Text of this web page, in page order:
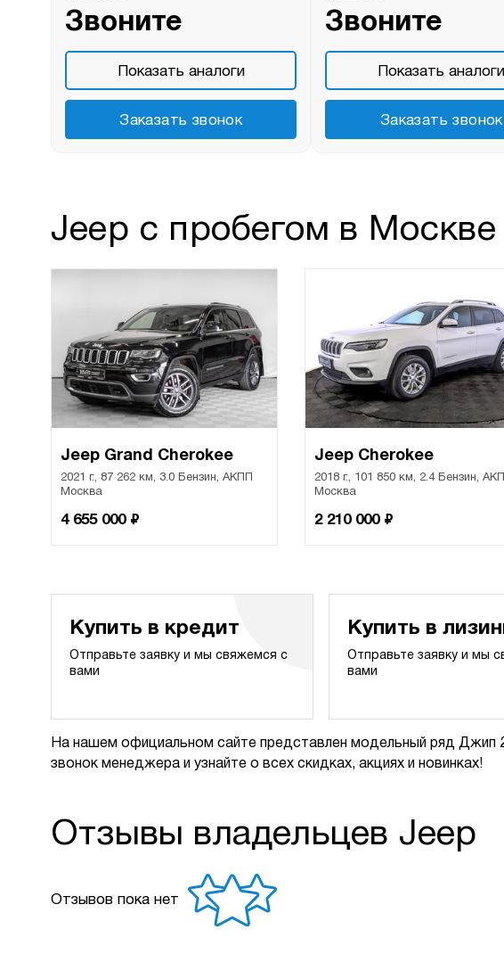
Звоните
Показать аналоги
Заказать звонок
Звоните
Показать аналоги
Заказать звонок
Jeep с пробегом в Москве
Jeep Grand Cherokee
2021 г., 87 262 км, 3.0 Бензин, АКПП
Москва
4 655 000 ₽
Jeep Cherokee
2018 г., 101 850 км, 2.4 Бензин,
Москва
2 210 000 ₽
Купить в кредит
Отправьте заявку и мы свяжемся с
вами
Купить в
Отправьте заявку и мы
вами
На нашем официальном сайте представлен модельный ряд Джип
звонок менеджера и узнайте о всех скидках, акциях и новинках!
Отзывы владельцев Jeep
Отзывов пока нет